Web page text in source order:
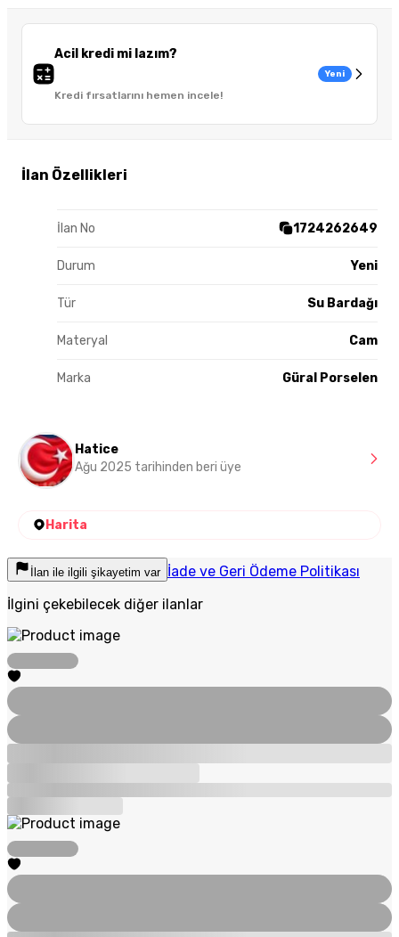
Acil kredi mi lazım?
Kredi fırsatlarını hemen incele!
Yeni
İlan Özellikleri
İlan No 1724262649
Durum Yeni
Tür Su Bardağı
Materyal Cam
Marka Güral Porselen
Hatice
Ağu 2025 tarihinden beri üye
Harita
İlan ile ilgili şikayetim var İade ve Geri Ödeme Politikası
İlgini çekebilecek diğer ilanlar